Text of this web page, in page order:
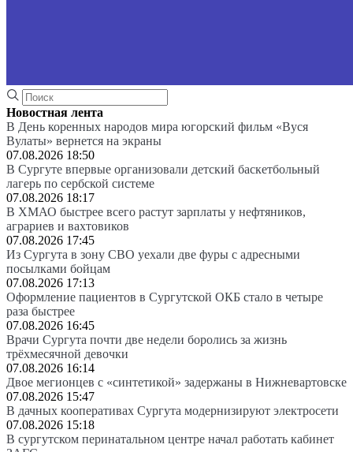
Новостная лента
В День коренных народов мира югорский фильм «Вуся
Вулаты» вернется на экраны
07.08.2026 18:50
В Сургуте впервые организовали детский баскетбольный
лагерь по сербской системе
07.08.2026 18:17
В ХМАО быстрее всего растут зарплаты у нефтяников,
аграриев и вахтовиков
07.08.2026 17:45
Из Сургута в зону СВО уехали две фуры с адресными
посылками бойцам
07.08.2026 17:13
Оформление пациентов в Сургутской ОКБ стало в четыре
раза быстрее
07.08.2026 16:45
Врачи Сургута почти две недели боролись за жизнь
трёхмесячной девочки
07.08.2026 16:14
Двое мегионцев с «синтетикой» задержаны в Нижневартовске
07.08.2026 15:47
В дачных кооперативах Сургута модернизируют электросети
07.08.2026 15:18
В сургутском перинатальном центре начал работать кабинет